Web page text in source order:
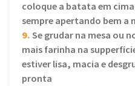
coloque a batata em
sempre apertando bem a
9.Se grudar na mesa ou
mais farinha na
estiver lisa, macia e
pronta